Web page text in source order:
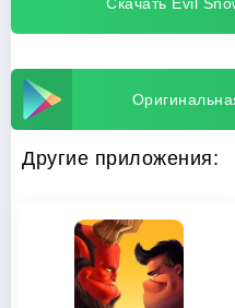
Другие приложения: